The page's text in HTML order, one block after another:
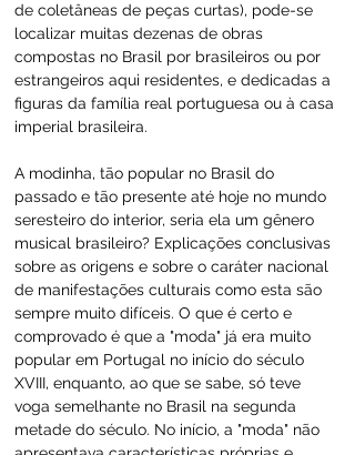
de coletâneas de peças curtas), pode-se
localizar muitas dezenas de obras
compostas no Brasil por brasileiros ou por
estrangeiros aqui residentes, e dedicadas a
figuras da família real portuguesa ou à casa
imperial brasileira.
A modinha, tão popular no Brasil do
passado e tão presente até hoje no mundo
seresteiro do interior, seria ela um gênero
musical brasileiro? Explicações conclusivas
sobre as origens e sobre o caráter nacional
de manifestações culturais como esta são
sempre muito difíceis. O que é certo e
comprovado é que a "moda" já era muito
popular em Portugal no início do século
XVIII, enquanto, ao que se sabe, só teve
voga semelhante no Brasil na segunda
metade do século. No início, a "moda" não